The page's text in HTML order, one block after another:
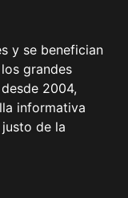
y se benefician
grandes
2004,
informativa
de la